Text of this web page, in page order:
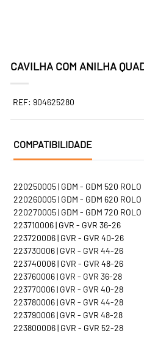
CAVILHA COM ANILHA
REF: 904625280
COMPATIBILIDADE
220250005 | GDM - GDM 520 ROLO
220260005 | GDM - GDM 620 ROLO
220270005 | GDM - GDM 720 ROLO
223710006 | GVR - GVR 36-26
223720006 | GVR - GVR 40-26
223730006 | GVR - GVR 44-26
223740006 | GVR - GVR 48-26
223760006 | GVR - GVR 36-28
223770006 | GVR - GVR 40-28
223780006 | GVR - GVR 44-28
223790006 | GVR - GVR 48-28
223800006 | GVR - GVR 52-28